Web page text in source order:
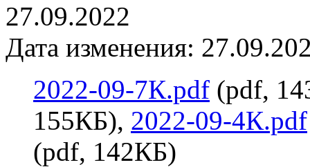
27.09.2022
Дата изменения:
2022-09-7К.pdf (pdf,
155КБ), 2022-09-4К.pdf
(pdf, 142КБ)